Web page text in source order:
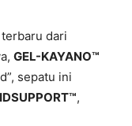
dari
GEL-KAYANO™
sepatu ini
,